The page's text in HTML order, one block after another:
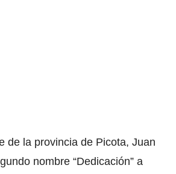
de la provincia de Picota, Juan
nombre “Dedicación” a